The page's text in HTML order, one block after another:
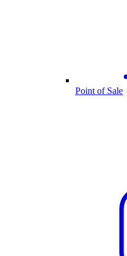
Point of Sale